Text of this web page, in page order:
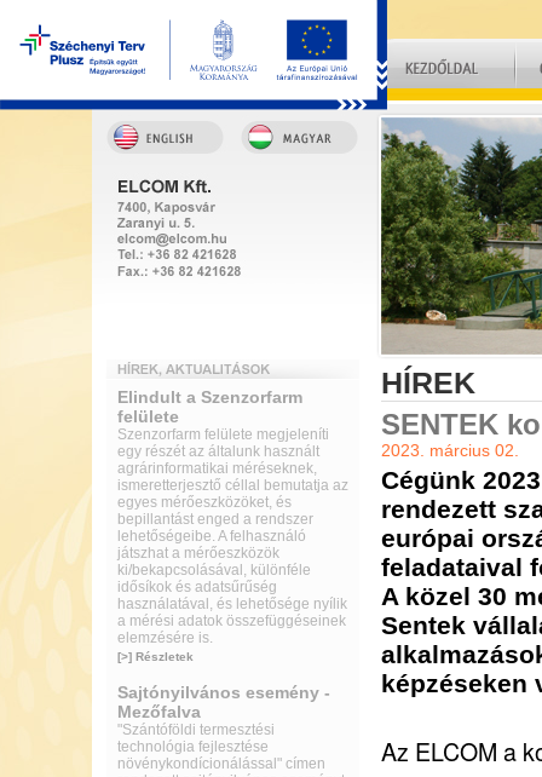
Elindult a Szenzorfarm
felülete
Szenzorfarm felülete megjeleníti
egy részét az általunk használt
agrárinformatikai méréseknek,
ismeretterjesztő céllal bemutatja az
egyes mérőeszközöket, és
bepillantást enged a rendszer
lehetőségeibe. A felhasználó
játszhat a mérőeszközök
ki/bekapcsolásával, különféle
idősíkok és adatsűrűség
használatával, és lehetősége nyílik
a mérési adatok összefüggéseinek
elemzésére is.
[>] Részletek
Sajtónyilvános esemény -
Mezőfalva
"Szántóföldi termesztési
technológia fejlesztése
növénykondícionálással" címen
HÍREK
SENTEK
2023. március 02.
Cégünk
rendezett
európai
feladataival
A közel 30
Sentek
képzéseken
Az ELCOM a